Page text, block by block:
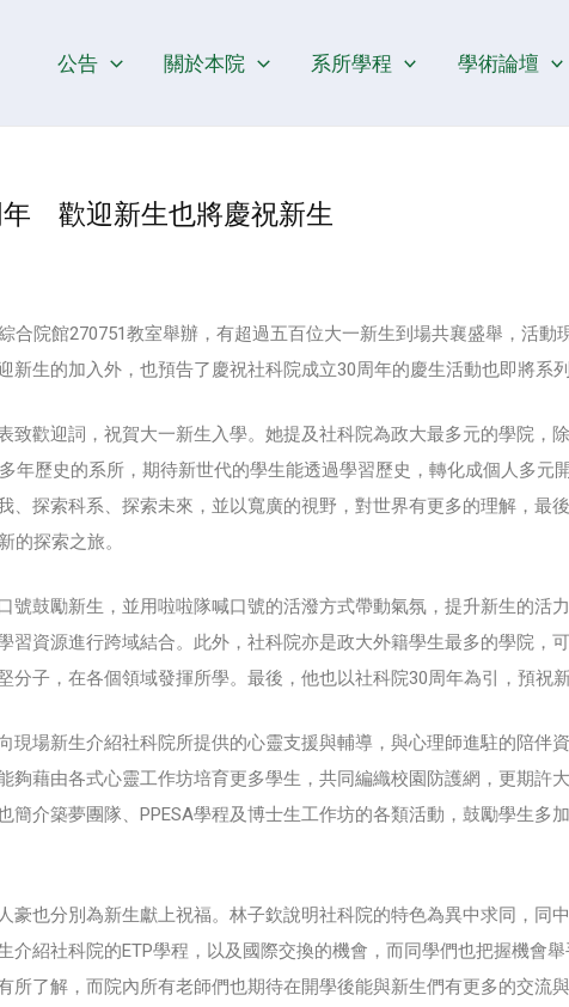
公告 關於本院 系所學程 學術論壇
年 歡迎新生也將慶祝新生
合院館270751教室舉辦，有超過五百位大一新生到場共襄盛舉，活動
生的加入外，也預告了慶祝社科院成立30周年的慶生活動也即將系列
致歡迎詞，祝賀大一新生入學。她提及社科院為政大最多元的學院，
年歷史的系所，期待新世代的學生能透過學習歷史，轉化成個人多元
、探索科系、探索未來，並以寬廣的視野，對世界有更多的理解，最
的探索之旅。
號鼓勵新生，並用啦啦隊喊口號的活潑方式帶動氣氛，提升新生的活
習資源進行跨域結合。此外，社科院亦是政大外籍學生最多的學院，
分子，在各個領域發揮所學。最後，他也以社科院30周年為引，預祝
現場新生介紹社科院所提供的心靈支援與輔導，與心理師進駐的陪伴
夠藉由各式心靈工作坊培育更多學生，共同編織校園防護網，更期許
簡介築夢團隊、PPESA學程及博士生工作坊的各類活動，鼓勵學生多
豪也分別為新生獻上祝福。林子欽說明社科院的特色為異中求同，同
介紹社科院的ETP學程，以及國際交換的機會，而同學們也把握機會
所了解，而院內所有老師們也期待在開學後能與新生們有更多的交流